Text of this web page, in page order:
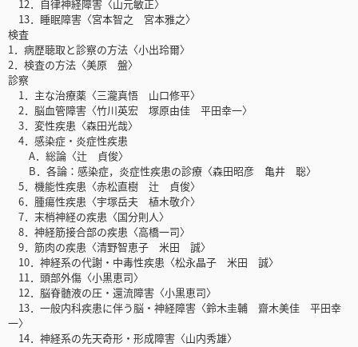
12．自律神経障害〈山元敏正〉
13．睡眠障害〈宮本智之 宮本雅之〉
検査
1．病歴聴取と診察の方法〈小出玲爾〉
2．検査の方法〈美原 盤〉
診察
1．主な治療薬〈三瀧真悟 山口修平〉
2．脳血管障害〈竹川英宏 塚原由佳 平田幸一〉
3．変性疾患〈森田光哉〉
4．感染症・炎症性疾患
A．総論〈辻 貞俊〉
B．各論：感染症，炎症性疾患の診療〈森田昭彦 亀井 聡〉
5．機能性疾患〈赤松直樹 辻 貞俊〉
6．腫瘍性疾患〈宇塚岳夫 植木敬介〉
7．末梢神経の疾患〈国分則人〉
8．神経筋接合部の疾患〈高橋一司〉
9．筋肉の疾患〈清野智恵子 米田 誠〉
10．神経系の代謝・中毒性疾患〈松永晶子 米田 誠〉
11．頭部外傷〈小黒恵司〉
12．脳脊髄液の圧・還流障害〈小黒恵司〉
13．一般内科疾患に伴う脳・神経障害〈鈴木圭輔 齋木美佳 平田幸
一〉
14．神経系の先天奇形・形成障害〈山内秀雄〉